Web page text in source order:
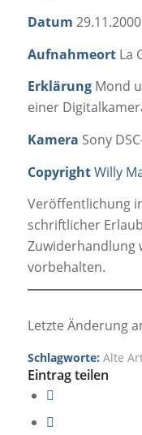
Datum 29.11.2000
AufnahmeortLa
ErklärungMond
einer
Kamera Sony
Copyright Willy
Veröffentlichung
schriftlicher
Zuwiderhandlung
vorbehalten.
Letzte Änderung
Schlagworte: Alte
Eintrag teilen